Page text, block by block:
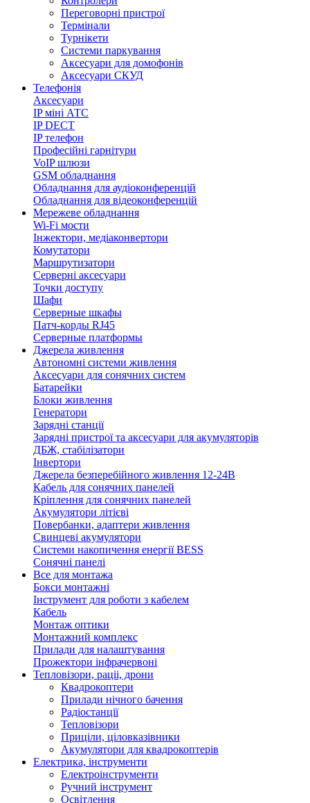
Переговорні пристрої
Термінали
Турнікети
Системи паркування
Аксесуари для домофонів
Аксесуари СКУД
Телефонія
Аксесуари
IP міні АТС
IP DECT
IP телефон
Професійні гарнітури
VoIP шлюзи
GSM обладнання
Обладнання для аудіоконференцій
Обладнання для відеоконференцій
Мережеве обладнання
Wi-Fi мости
Інжектори, медіаконвертори
Комутатори
Маршрутизатори
Серверні аксесуари
Точки доступу
Шафи
Серверные шкафы
Патч-корды RJ45
Серверные платформы
Джерела живлення
Автономні системи живлення
Аксесуари для сонячних систем
Батарейки
Блоки живлення
Генератори
Зарядні станції
Зарядні пристрої та аксесуари для акумуляторів
ДБЖ, стабілізатори
Інвертори
Джерела безперебійного живлення 12-24В
Кабель для сонячних панелей
Кріплення для сонячних панелей
Акумулятори літієві
Повербанки, адаптери живлення
Свинцеві акумулятори
Системи накопичення енергії BESS
Сонячні панелі
Все для монтажа
Бокси монтажні
Інструмент для роботи з кабелем
Кабель
Монтаж оптики
Монтажний комплекс
Прилади для налаштування
Прожектори інфрачервоні
Тепловізори, раціі, дрони
Квадрокоптери
Прилади нічного бачення
Радіостанції
Тепловізори
Приціли, ціловказівники
Акумулятори для квадрокоптерів
Електрика, інструменти
Електроінструменти
Ручний інструмент
Освітлення